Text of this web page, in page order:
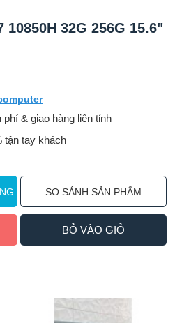
32G 256G 15.6"
& giao hàng liên tỉnh
tận tay khách
SO SÁNH SẢN PHẨM
BỎ VÀO GIỎ